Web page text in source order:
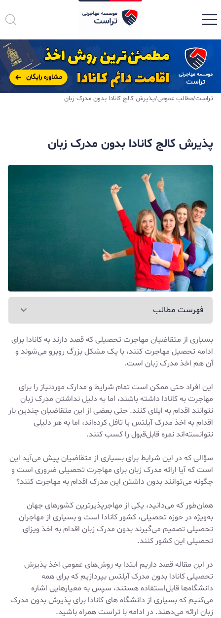
تراست/مطالب عمومی/پذیرش کالج کانادا بدون مدرک زبان
پذیرش کالج کانادا بدون مدرک زبان
فهرست مطالب
بسیاری از متقاضیان مهاجرت تحصیلی که قصد دارند به کانادا برای
ادامه تحصیل مهاجرت کنند، با یک مشکل بزرگ روبرو می‌شوند و
آن هم اخذ مدرک زبان است.
این افراد حتی ممکن است تمام شرایط و مدارک موردنیاز را برای
مهاجرت به کانادا داشته باشند، اما به دلیل نداشتن مدرک زبان
نتوانند اقدام به اپلای کنند. حتی بعضی از این متقاضیان چندین بار
اقدام به اخذ مدرک آیلتس یا تافل کرده‌اند، اما به هر دلیلی
نتوانسته‌اند نمره قابل‌قبول را کسب کنند.
سؤالی که در این شرایط برای بسیاری از متقاضیان پیش می‌آید این
است که آیا ارائه مدرک زبان برای مهاجرت تحصیلی ضروری است و
چگونه می‌توانند بدون داشتن این مدرک اقدام به مهاجرت کنند؟
همان‌طور که می‌دانید، یکی از مهاجرپذیرترین کشورهای جهان
به‌ویژه در حوزه تحصیلی، کشور کانادا است و بسیاری از مهاجران
تحصیلی تصمیم می‌گیرند بدون مدرک زبان اقدام به اخذ ویزای
تحصیلی این کشور کنند.
در این مقاله قصد داریم ابتدا به روش‌های عمومی اخذ پذیرش
تحصیلی کانادا بدون مدرک آیلتس بپردازیم که برای همه
دانشگاه‌ها قابل‌استفاده هستند، سپس به معیارهایی اشاره
می‌کنیم که بسیاری از دانشگاه‌ های کانادا برای پذیرش بدون مدرک
زبان ارائه می‌دهند. در ادامه با تراست همراه باشید.